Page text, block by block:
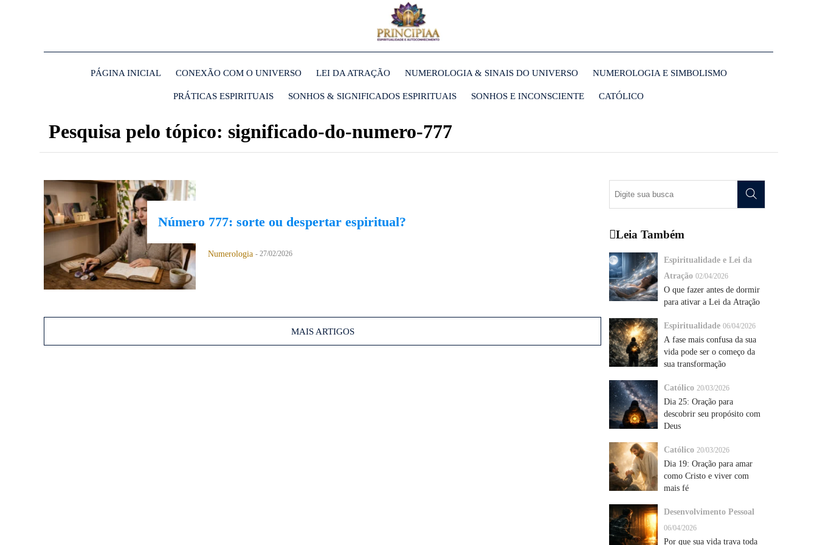
PÁGINA INICIAL CONEXÃO COM O UNIVERSO LEI DA ATRAÇÃO NUMEROLOGIA & SINAIS DO UNIVERSO NUMEROLOGIA E SIMBOLISMO
PRÁTICAS ESPIRITUAIS SONHOS & SIGNIFICADOS ESPIRITUAIS SONHOS E INCONSCIENTE CATÓLICO
Pesquisa pelo tópico: significado-do-numero-777
Número 777: sorte ou despertar espiritual?
Numerologia - 27/02/2026
MAIS ARTIGOS
Leia Também
Espiritualidade e Lei da
Atração 02/04/2026
O que fazer antes de dormir
para ativar a Lei da Atração
Espiritualidade 06/04/2026
A fase mais confusa da sua
vida pode ser o começo da
sua transformação
Católico 20/03/2026
Dia 25: Oração para
descobrir seu propósito com
Deus
Católico 20/03/2026
Dia 19: Oração para amar
como Cristo e viver com
mais fé
Desenvolvimento Pessoal
06/04/2026
Por que sua vida trava toda